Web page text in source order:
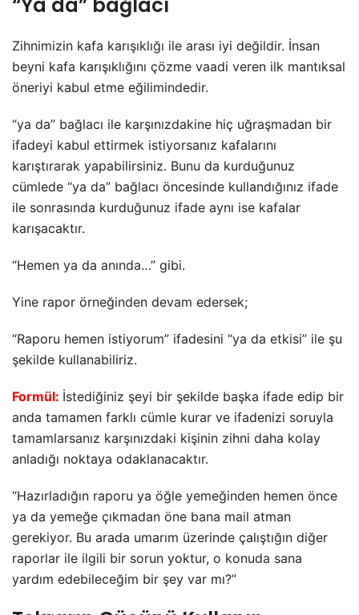
“Ya da” bağlacı
Zihnimizin kafa karışıklığı ile arası iyi değildir. İnsan
beyni kafa karışıklığını çözme vaadi veren ilk mantıksal
öneriyi kabul etme eğilimindedir.
“ya da” bağlacı ile karşınızdakine hiç uğraşmadan bir
ifadeyi kabul ettirmek istiyorsanız kafalarını
karıştırarak yapabilirsiniz. Bunu da kurduğunuz
cümlede “ya da” bağlacı öncesinde kullandığınız ifade
ile sonrasında kurduğunuz ifade aynı ise kafalar
karışacaktır.
“Hemen ya da anında…” gibi.
Yine rapor örneğinden devam edersek;
“Raporu hemen istiyorum” ifadesini “ya da etkisi” ile şu
şekilde kullanabiliriz.
Formül: İstediğiniz şeyi bir şekilde başka ifade edip bir
anda tamamen farklı cümle kurar ve ifadenizi soruyla
tamamlarsanız karşınızdaki kişinin zihni daha kolay
anladığı noktaya odaklanacaktır.
“Hazırladığın raporu ya öğle yemeğinden hemen önce
ya da yemeğe çıkmadan öne bana mail atman
gerekiyor. Bu arada umarım üzerinde çalıştığın diğer
raporlar ile ilgili bir sorun yoktur, o konuda sana
yardım edebileceğim bir şey var mı?”